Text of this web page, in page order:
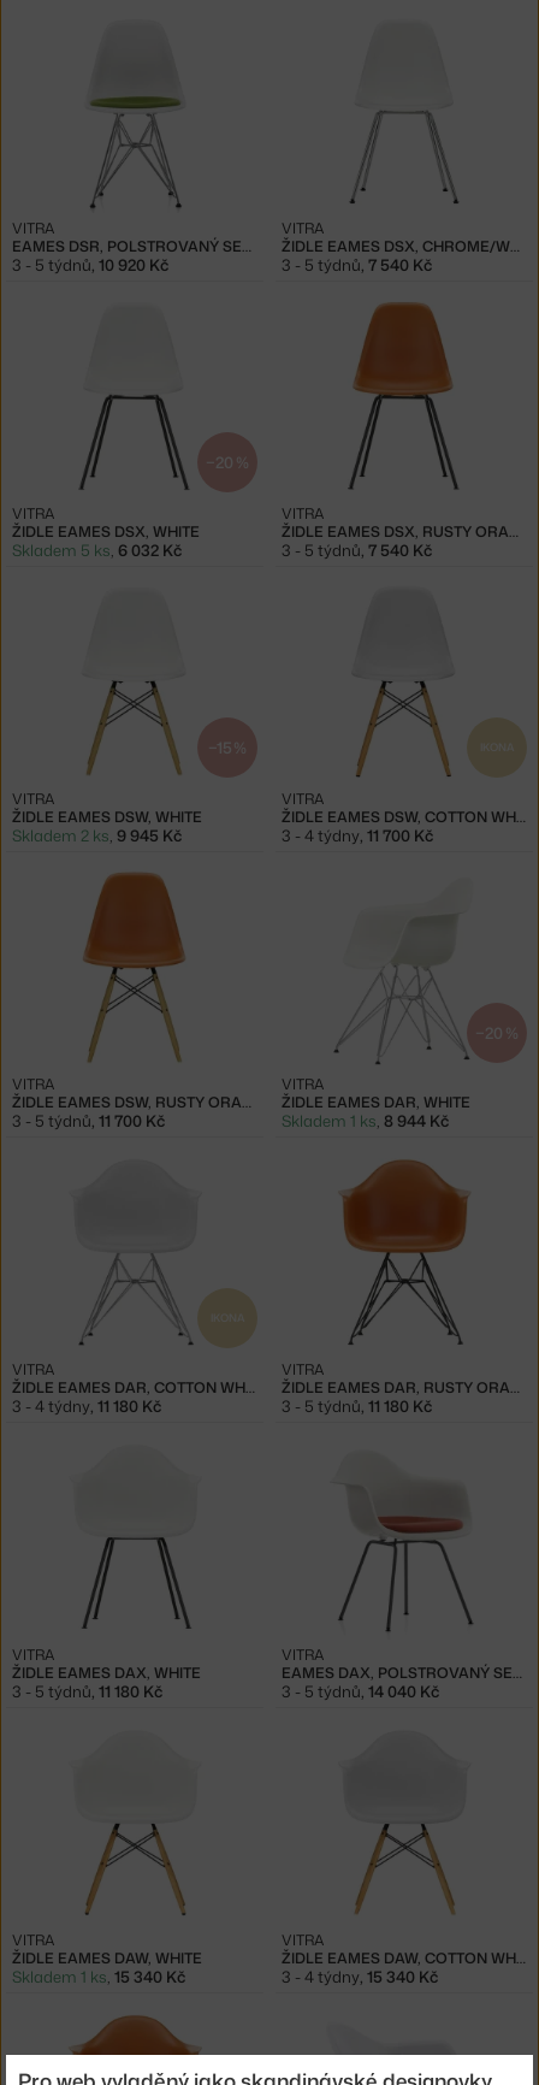
EAMES DSR, POLSTROVANÝ SEDÁK
VITRA
3 - 5 týdnů, 10 920 Kč
ŽIDLE EAMES DSX, CHROME/WHITE
VITRA
3 - 5 týdnů, 7 540 Kč
−20 %
ŽIDLE EAMES DSX, WHITE
VITRA
Skladem 5 ks, 6 032 Kč
ŽIDLE EAMES DSX, RUSTY ORANGE
VITRA
3 - 5 týdnů, 7 540 Kč
−15 %
ŽIDLE EAMES DSW, WHITE
VITRA
Skladem 2 ks, 9 945 Kč
IKONA
ŽIDLE EAMES DSW, COTTON WHITE
VITRA
3 - 4 týdny, 11 700 Kč
ŽIDLE EAMES DSW, RUSTY ORANGE
VITRA
3 - 5 týdnů, 11 700 Kč
−20 %
ŽIDLE EAMES DAR, WHITE
VITRA
Skladem 1 ks, 8 944 Kč
IKONA
ŽIDLE EAMES DAR, COTTON WHITE
VITRA
3 - 4 týdny, 11 180 Kč
ŽIDLE EAMES DAR, RUSTY ORANGE
VITRA
3 - 5 týdnů, 11 180 Kč
ŽIDLE EAMES DAX, WHITE
VITRA
3 - 5 týdnů, 11 180 Kč
EAMES DAX, POLSTROVANÝ SEDÁK
VITRA
3 - 5 týdnů, 14 040 Kč
ŽIDLE EAMES DAW, WHITE
VITRA
Skladem 1 ks, 15 340 Kč
ŽIDLE EAMES DAW, COTTON WHITE
VITRA
3 - 4 týdny, 15 340 Kč